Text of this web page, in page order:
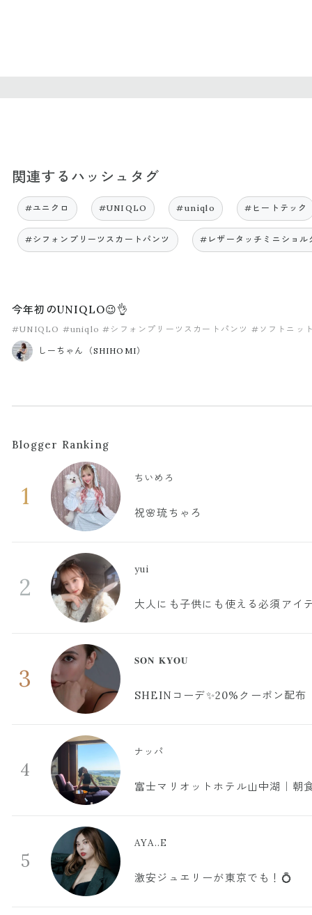
関連するハッシュタグ
#ユニクロ #UNIQLO #uniqlo #ヒートテック
#シフォンプリーツスカートパンツ #レザータッチミニショル
今年初のUNIQLO😉👌
#UNIQLO #uniqlo #シフォンプリーツスカートパンツ #ソフトニッ
しーちゃん（SHIHOMI）
Blogger Ranking
1
ちいめろ
祝🌸琉ちゃろ
2
yui
大人にも子供にも使える必須アイ
3
𝐒𝐎𝐍 𝐊𝐘𝐎𝐔
SHEINコーデ✨20%クーポン配布
4
ナッパ
富士マリオットホテル山中湖｜朝
5
AYA..E
激安ジュエリーが東京でも！💍